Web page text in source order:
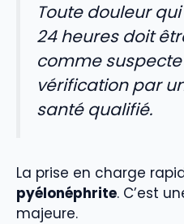
Toute douleur
24 heures doit
comme
vérification par
santé qualifié.
La prise en charge
pyélonéphrite. C’est
majeure.